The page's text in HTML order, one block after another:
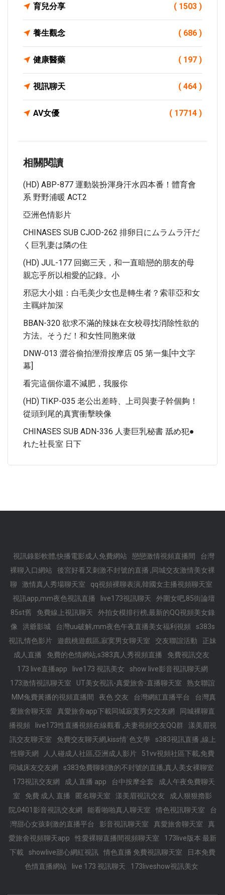
育兒分享 ( 1503 )
養生觀念 ( 686 )
健康醫藥 ( 197 )
視訊聊天 ( 464 )
AV女優 ( 17714 )
相關閱讀
(HD) ABP-877 運動裝扮渾身汗水四本番！體育會
系 野野浦暖 ACT.2
亞洲色情影片
CHINASES SUB CJOD-262 排卵日にムラムラ汗だ
く巨乳妻は隣の住
(HD) JUL-177 回鄉三天，和一直暗戀的朋友的母
親忘乎所以相愛的記錄。小
邪惡大小姐：白毛美少女也是轉生者？索菲亞和女
主羈絆加深
BBAN-320 欲求不滿的辣妹在女校尋找消除性欲的
方法。そうだ！和女性同胞來做
DNW-013 澀谷偷拍溼滑按摩店 05 第一集[中文字
幕]
看完這個你還不減肥，我服你
(HD) TIKP-035 老公出差時、上司與妻子幹個夠！
從頭到尾的真實衝擊映像
CHINASES SUB ADN-336 人妻巨乳秘書 舐め犯●
れた社長室 日下
視訊錄影軟體,快播電影成人免費網站 戀戀激情視頻直播間
台灣
裸聊入口網站
後宮好看又刺激不封號的直播 ,同城交友激情美女裸
聊
激情真人秀場聊天室
qq視頻裸聊表演,韓國女主播視頻聊天室
視訊app,mm夜色視訊直播
live173視訊聊天
外圍女吧,85街論壇
85st舊
免費線上視訊聊天
外拍女模排行榜,最新的QQ視頻美女錄
像
洪爺影城 台灣uu破解,mm夜色午夜直播美女福利視頻
s383s
視訊,情色影片
遊戲桃遊戲區,寂寞男女聊天室 交友聯誼活動
正妹
成人直播
免費的色情網站,s383真人秀視頻直播
免費視訊交友
173 live直播app
live173 視訊美女
show live影音視訊聊天網
173激情視訊聊天室
UT美女視訊-真愛旅舍-直播聊天室
熟女聯誼
MM兔費黃播的視頻直播間
夜色 交友 台灣網紅直播平台
台灣真
愛旅舍聊天室
真愛旅舍app下載同城寂寞男女交友網
同城裸聊直
播視頻
live173性直播視頻在線觀看 ,夫妻視頻交友QQ群
漾美眉視
訊交友聊天室
免費交友聊天網,kiss情˙色文學
s383視訊直播 ,線上
性聊天網
人人碰成人社區,亞洲成人影片
51vv視頻社區下載,免費
同城床友交友網
s383免費聊刺激的不封號的直播,真人美女裸聊室
173視訊交友網
成人直播 app 台中按摩全套
成人午夜免費聊天
室
免費 成人 直播 匿名聊天室 漾美眉視訊交友
成人狠狠擼影
院,0401影音視訊交友網
能看啪啪真人聊天室 情色視訊聊天室
台
灣甜心女孩刺激的直播平台
影音視訊聊天室 真愛旅舍聊天室
真
愛旅舍視頻聊天app
性愛裸聊直播間視頻聊天室
173live版本 最新
下載
showlive甜心網紅視訊 情色直播 免費視訊聊天室
日本免費
色情直播網站
live 173 視訊聊天 173liveshow視訊美女